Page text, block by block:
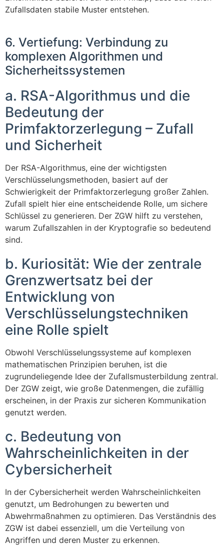
Zufallsdaten stabile Muster entstehen.
6. Vertiefung: Verbindung zu
komplexen Algorithmen und
Sicherheitssystemen
a. RSA-Algorithmus und die
Bedeutung der
Primfaktorzerlegung – Zufall
und Sicherheit
Der RSA-Algorithmus, eine der wichtigsten
Verschlüsselungsmethoden, basiert auf der
Schwierigkeit der Primfaktorzerlegung großer Zahlen.
Zufall spielt hier eine entscheidende Rolle, um sichere
Schlüssel zu generieren. Der ZGW hilft zu verstehen,
warum Zufallszahlen in der Kryptografie so bedeutend
sind.
b. Kuriosität: Wie der zentrale
Grenzwertsatz bei der
Entwicklung von
Verschlüsselungstechniken
eine Rolle spielt
Obwohl Verschlüsselungssysteme auf komplexen
mathematischen Prinzipien beruhen, ist die
zugrundeliegende Idee der Zufallsmusterbildung zentral.
Der ZGW zeigt, wie große Datenmengen, die zufällig
erscheinen, in der Praxis zur sicheren Kommunikation
genutzt werden.
c. Bedeutung von
Wahrscheinlichkeiten in der
Cybersicherheit
In der Cybersicherheit werden Wahrscheinlichkeiten
genutzt, um Bedrohungen zu bewerten und
Abwehrmaßnahmen zu optimieren. Das Verständnis des
ZGW ist dabei essenziell, um die Verteilung von
Angriffen und deren Muster zu erkennen.